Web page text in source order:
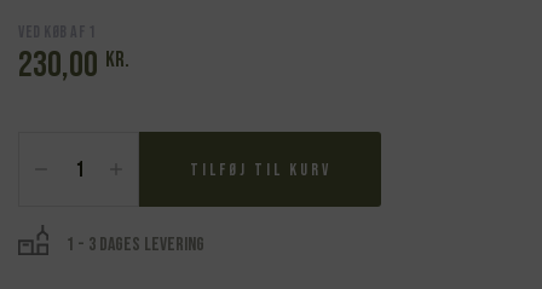
230,00 kr.
Belliviere,
Velos
en
Tilføj til kurv
1 - 3 dages levering